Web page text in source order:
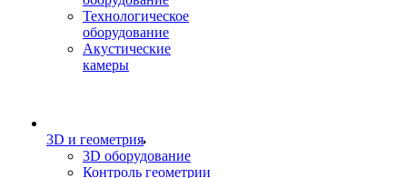
Технологическое
оборудование
Акустические
камеры
3D и геометрия
3D оборудование
Контроль геометрии